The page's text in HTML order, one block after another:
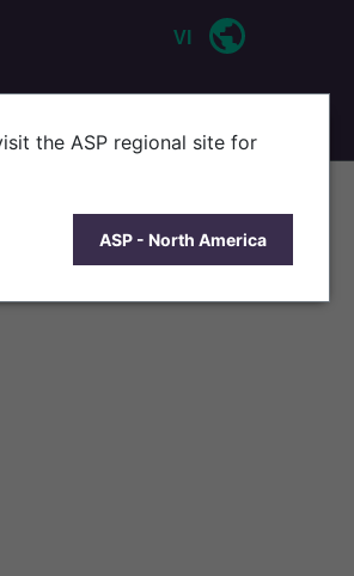
VI
the ASP regional site for
ASP - North America